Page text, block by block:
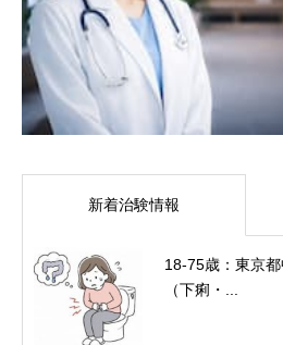
新着治験情報
18-75歳：東京
（下痢・...